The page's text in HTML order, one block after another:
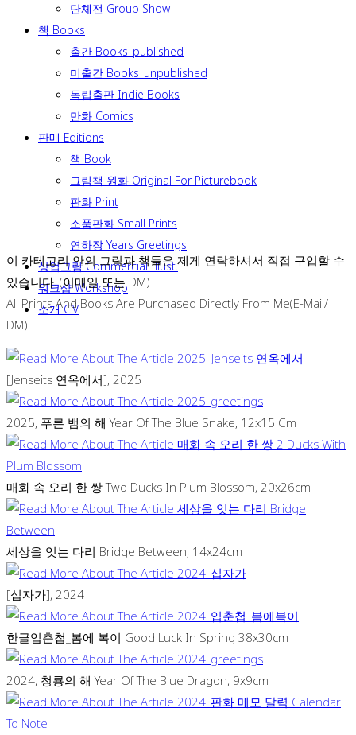
단체전 Group Show
책 Books
출간 Books_published
미출간 Books_unpublished
독립출판 Indie Books
만화 Comics
판매 Editions
책 Book
그림책 원화 Original For Picturebook
판화 Print
소품판화 Small Prints
연하장 Years Greetings
상업그림 Commercial Illust.
워크샵 Workshop
소개 C.V
이 카테고리 안의 그림과 책들은 제게 연락하셔서 직접 구입할 수
있습니다. (이메일 또는 DM)
All Prints And Books Are Purchased Directly From Me(E-Mail/
DM)
[Jenseits 연옥에서], 2025
2025, 푸른 뱀의 해 Year Of The Blue Snake, 12x15 Cm
매화 속 오리 한 쌍 Two Ducks In Plum Blossom, 20x26cm
세상을 잇는 다리 Bridge Between, 14x24cm
[십자가], 2024
한글입춘첩_봄에 복이 Good Luck In Spring 38x30cm
2024, 청룡의 해 Year Of The Blue Dragon, 9x9cm